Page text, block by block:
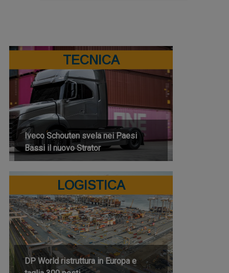
TECNICA
Iveco Schouten svela nei Paesi
Bassi il nuovo Strator
LOGISTICA
DP World ristruttura in Europa e